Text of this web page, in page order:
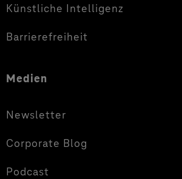
Künstliche Intelligenz
Barrierefreiheit
Medien
Newsletter
Corporate Blog
Podcast